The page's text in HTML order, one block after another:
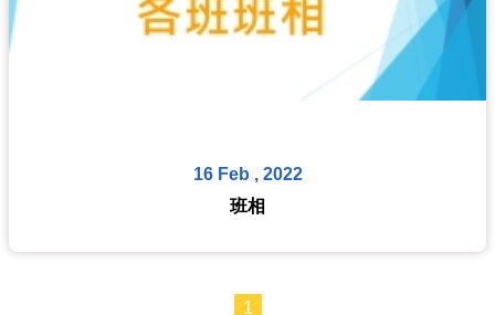
16 Feb , 2022
班相
1